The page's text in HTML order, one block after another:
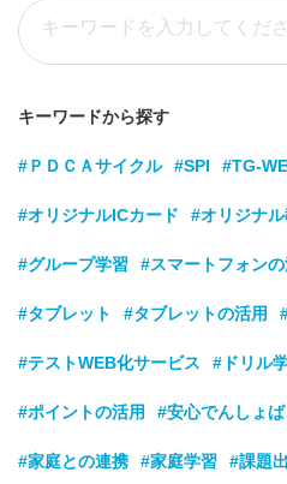
キーワードから探す
#ＰＤＣＡサイクル #SPI #TG-
#オリジナルICカード #オリジナ
#グループ学習 #スマートフォンの
#タブレット #タブレットの活用
#テストWEB化サービス #ドリル
#ポイントの活用 #安心でんしょば
#家庭との連携 #家庭学習 #課題